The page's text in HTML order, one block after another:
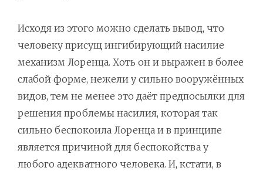
Исходя из этого можно сделать вывод, что
человеку присущ ингибирующий насилие
механизм Лоренца. Хоть он и выражен в более
слабой форме, нежели у сильно вооружённых
видов, тем не менее это даёт предпосылки для
решения проблемы насилия, которая так
сильно беспокоила Лоренца и в принципе
является причиной для беспокойства у
любого адекватного человека. И, кстати, в